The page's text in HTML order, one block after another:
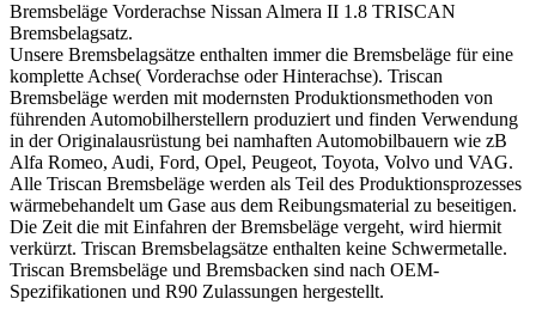
Bremsbeläge Vorderachse Nissan Almera II 1.8 TRISCAN
Bremsbelagsatz.
Unsere Bremsbelagsätze enthalten immer die Bremsbeläge für eine
komplette Achse( Vorderachse oder Hinterachse). Triscan
Bremsbeläge werden mit modernsten Produktionsmethoden von
führenden Automobilherstellern produziert und finden Verwendung
in der Originalausrüstung bei namhaften Automobilbauern wie zB
Alfa Romeo, Audi, Ford, Opel, Peugeot, Toyota, Volvo und VAG.
Alle Triscan Bremsbeläge werden als Teil des Produktionsprozesses
wärmebehandelt um Gase aus dem Reibungsmaterial zu beseitigen.
Die Zeit die mit Einfahren der Bremsbeläge vergeht, wird hiermit
verkürzt. Triscan Bremsbelagsätze enthalten keine Schwermetalle.
Triscan Bremsbeläge und Bremsbacken sind nach OEM-
Spezifikationen und R90 Zulassungen hergestellt.